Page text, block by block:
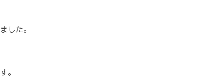
した。
。